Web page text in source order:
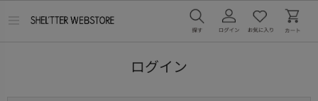
ログイン